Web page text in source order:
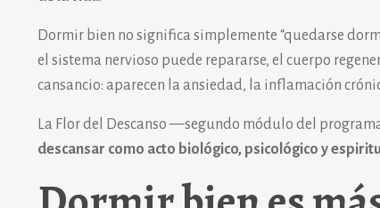
Dormir bien no significa simplemente “quedarse
el sistema nervioso puede repararse, el cuerpo
cansancio: aparecen la ansiedad, la inflamación
La Flor del Descanso —segundo módulo del
descansar como acto biológico, psicológico y